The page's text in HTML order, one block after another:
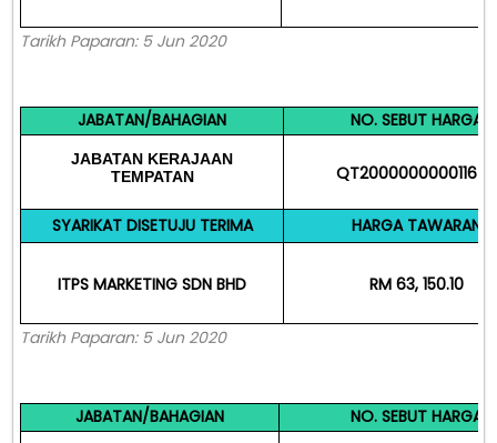
Tarikh Paparan: 5 Jun 2020
JABATAN/BAHAGIAN NO. SEBUT HARGA
JABATAN KERAJAAN
TEMPATAN
QT200000000011679
SYARIKAT DISETUJU TERIMA HARGA TAWARAN
ITPS MARKETING SDN BHD RM 63, 150.10
Tarikh Paparan: 5 Jun 2020
JABATAN/BAHAGIAN NO. SEBUT HARGA